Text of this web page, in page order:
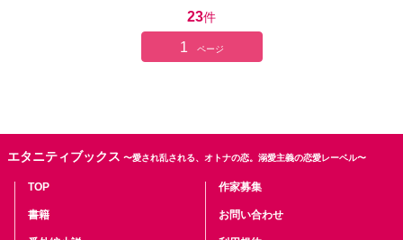
23件
1 ページ
エタニティブックス 〜愛され乱される、オトナの恋。溺愛主義の恋愛レーベル〜
TOP
書籍
作家募集
お問い合わせ